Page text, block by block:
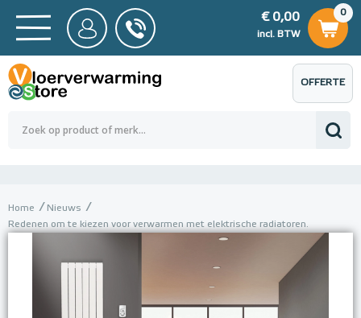
BTW
0,00
0
€ 0,00
incl. BTW
€ 0,00
OFFERTE
AANVRAGEN
Home
Nieuws
Redenen om te kiezen voor verwarmen met elektrische radiatoren.